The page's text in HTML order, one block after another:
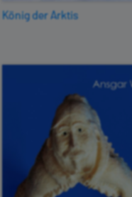
König der Arktis